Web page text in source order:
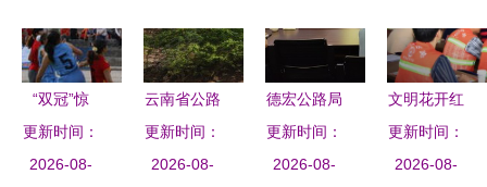
源集团领导
赴内蒙古调
研慰问
新路径
“双冠”惊
艳！文山管
理处男女篮
更新时间：
2026-08-
云南省公路
局小区与机
关的深度观
更新时间：
2026-08-
德宏公路局
开展办公室
业务工作培
更新时间：
2026-08-
文明花开红
河畔，路通
人和谱新篇
更新时间：
2026-08-